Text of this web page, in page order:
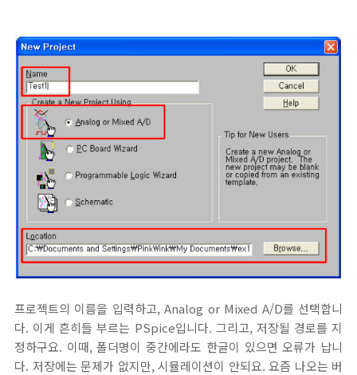
프로젝트의 이름을 입력하고, Analog or Mixed A/D를 선택합니
다. 이게 흔히들 부르는 PSpice입니다. 그리고, 저장될 경로를 지
정하구요. 이때, 폴더명이 중간에라도 한글이 있으면 오류가 납니
다. 저장에는 문제가 없지만, 시뮬레이션이 안되요. 요즘 나오는 버